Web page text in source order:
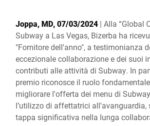
Joppa, MD, 07/03/2024 | Alla “Global
Subway a Las Vegas, Bizerba ha
"Fornitore dell'anno", a testimonianza
eccezionale collaborazione e dei suoi
contributi alle attività di Subway. In
premio riconosce il ruolo
migliorare l'offerta dei menu di
l’utilizzo di affettatrici all'avanguardia,
tappa significativa nella lunga